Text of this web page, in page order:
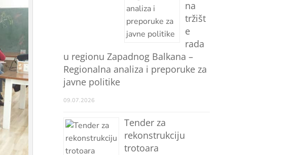
na
tržišt
e
rada
u regionu Zapadnog Balkana –
Regionalna analiza i preporuke za
javne politike
09.07.2026
Tender za
rekonstrukciju
trotoara